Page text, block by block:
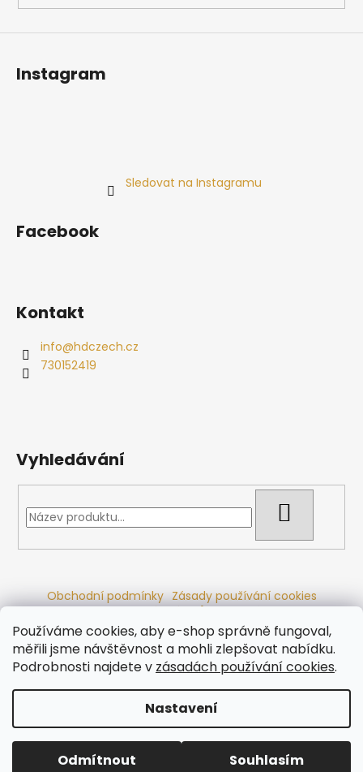
Používáme cookies, aby e-shop správně fungoval,
měřili jsme návštěvnost a mohli zlepšovat nabídku.
Podrobnosti najdete v zásadách používání cookies.
Nastavení
Odmítnout Souhlasím
Instagram
Sledovat na Instagramu
Facebook
Kontakt
info@hdczech.cz
730152419
Vyhledávání
Obchodní podmínky Zásady používání cookies
Ochrana osobních údajů Dřevěné sauny
Odstoupení od smlouvy Reklamační řád Kontakty
Koupací sudy
Radiátory
Copyright 2026Ráj saun. Všechna práva vyhrazena.
Upravit nastavení cookies